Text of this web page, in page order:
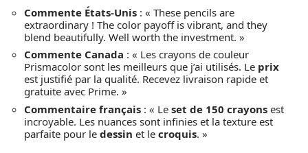
Commente États-Unis : « These pencils are
extraordinary ! The color payoff is vibrant, and they
blend beautifully. Well worth the investment. »
Commente Canada : « Les crayons de couleur
Prismacolor sont les meilleurs que j’ai utilisés. Le prix
est justifié par la qualité. Recevez livraison rapide et
gratuite avec Prime. »
Commentaire français : « Le set de 150 crayons est
incroyable. Les nuances sont infinies et la texture est
parfaite pour le dessin et le croquis. »